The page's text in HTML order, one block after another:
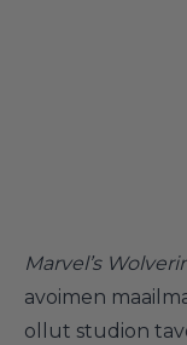
Marvel’s
avoimen
ollut studion